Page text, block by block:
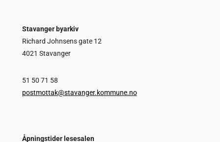
Stavanger byarkiv
Richard Johnsens gate 12
4021 Stavanger
51 50 71 58
postmottak@stavanger.kommune.no
Åpningstider lesesalen